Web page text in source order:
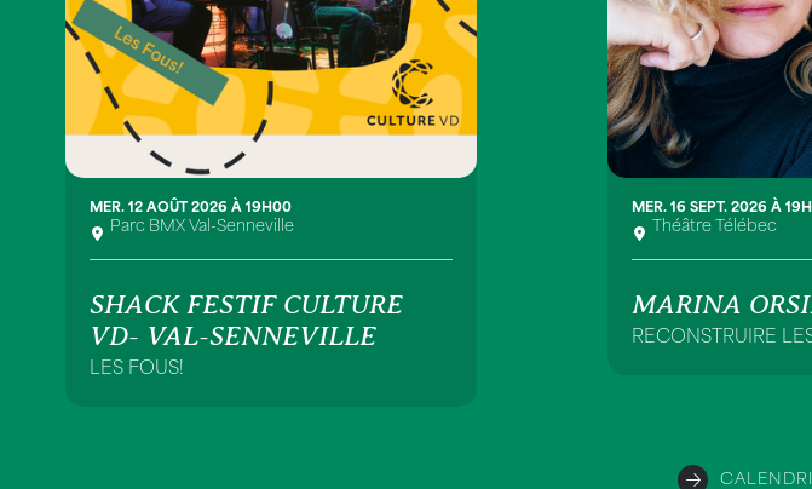
MER. 12 AOÛT 2026 À 19H00
Parc BMX Val-Senneville
SHACK FESTIF CULTURE
VD- VAL-SENNEVILLE
LES FOUS!
MER. 16 SEPT. 2026 À
Théâtre Télébec
MARINA
RECONSTRUIRE